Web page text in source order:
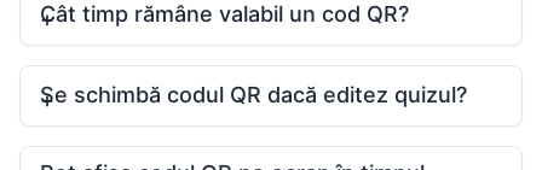
Cât timp rămâne valabil un cod QR?
Se schimbă codul QR dacă editez quizul?